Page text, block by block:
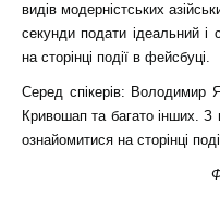
видів модерністських
секунди подати ідеальний
на сторінці події в фейсбуці.
Серед спікерів: Володимир
Кривошап та багато інших. З
ознайомитися на сторінці